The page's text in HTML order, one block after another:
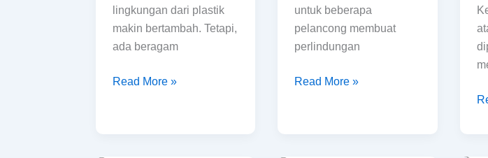
lingkungan dari plastik
makin bertambah. Tetapi,
ada beragam
Read More »
untuk beberapa
pelancong membuat
perlindungan
Read More »